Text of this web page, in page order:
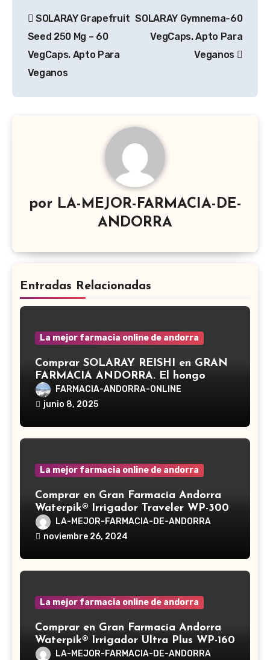
de
entradas
SOLARAY Grapefruit
Seed 250 Mg – 60
VegCaps. Apto Para
Veganos
SOLARAY Gymnema-60
VegCaps. Apto Para
Veganos
por LA-MEJOR-FARMACIA-DE-
ANDORRA
Entradas Relacionadas
La mejor farmacia online de andorra
Comprar SOLARAY REISHI en GRAN
FARMACIA ANDORRA. El hongo
Reishi, cuyo nombre científico es
Ganoderma lucidum, es un hongo
en la medicina tradicional asiática
FARMACIA-ANDORRA-ONLINE
junio 8, 2025
La mejor farmacia online de andorra
Comprar en Gran Farmacia Andorra
Waterpik® Irrigador Traveler WP-300
LA-MEJOR-FARMACIA-DE-ANDORRA
noviembre 26, 2024
La mejor farmacia online de andorra
Comprar en Gran Farmacia Andorra
Waterpik® Irrigador Ultra Plus WP-160
LA-MEJOR-FARMACIA-DE-ANDORRA